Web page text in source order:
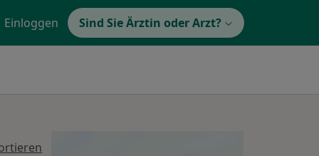
Einloggen Sind Sie Ärztin oder Arzt?